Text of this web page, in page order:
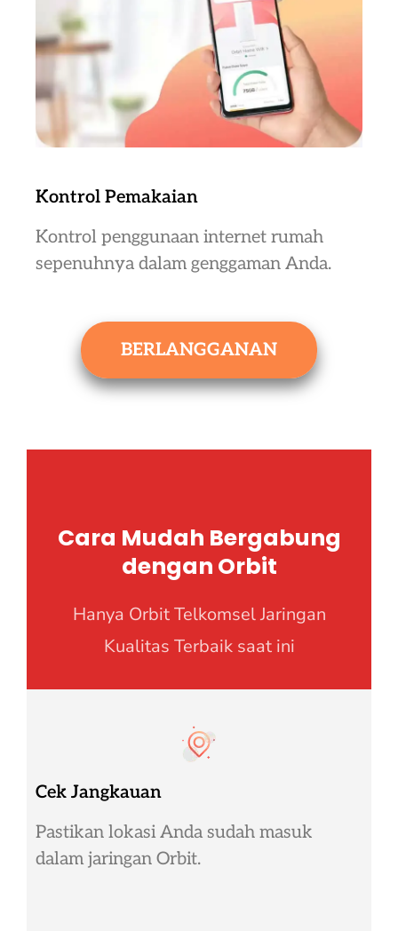
Kontrol Pemakaian
Kontrol penggunaan internet rumah
sepenuhnya dalam genggaman Anda.
BERLANGGANAN
Cara Mudah Bergabung
dengan Orbit
Hanya Orbit Telkomsel Jaringan
Kualitas Terbaik saat ini
Cek Jangkauan
Pastikan lokasi Anda sudah masuk
dalam jaringan Orbit.